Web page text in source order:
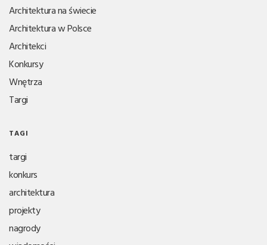
Architektura na świecie
Architektura w Polsce
Architekci
Konkursy
Wnętrza
Targi
TAGI
targi
konkurs
architektura
projekty
nagrody